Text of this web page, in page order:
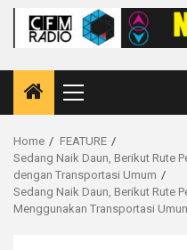
Primary
Menu
Home
FEATURE
Sedang Naik Daun, Berikut Rute
dengan Transportasi Umum
Sedang Naik Daun, Berikut Rute
Menggunakan Transportasi